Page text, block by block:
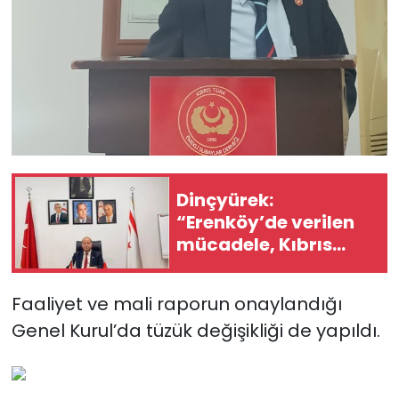
Dinçyürek:
“Erenköy’de verilen
mücadele, Kıbrıs
Türk halkının
çıkma iradesinin en
güçlü
Faaliyet ve mali raporun onaylandığı
Genel Kurul’da tüzük değişikliği de yapıldı.